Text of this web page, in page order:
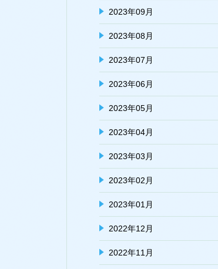
2023年09月
2023年08月
2023年07月
2023年06月
2023年05月
2023年04月
2023年03月
2023年02月
2023年01月
2022年12月
2022年11月